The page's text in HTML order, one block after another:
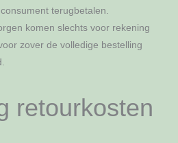
terugbetalen.
komen slechts voor rekening
zover de volledige bestelling
retourkosten